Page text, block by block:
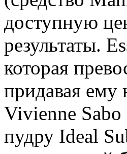
доступную
результаты.
которая
придавая ему
Vivienne
пудру Ideal